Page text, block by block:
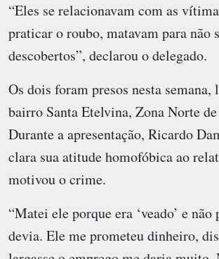
“Eles se relacionavam com as
praticar o roubo, matavam para não
descobertos”, declarou o delegado.
Os dois foram presos nesta semana,
bairro Santa Etelvina, Zona Norte
Durante a apresentação, Ricardo
clara sua atitude homofóbica ao
motivou o crime.
“Matei ele porque era ‘veado’ e não
devia. Ele me prometeu dinheiro,